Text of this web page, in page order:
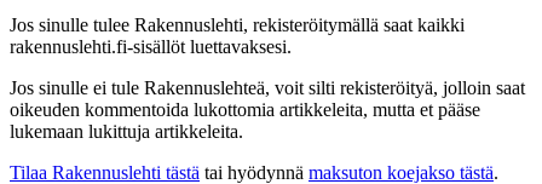
Jos sinulle tulee Rakennuslehti, rekisteröitymällä saat kaikki
rakennuslehti.fi-sisällöt luettavaksesi.
Jos sinulle ei tule Rakennuslehteä, voit silti rekisteröityä, jolloin saat
oikeuden kommentoida lukottomia artikkeleita, mutta et pääse
lukemaan lukittuja artikkeleita.
Tilaa Rakennuslehti tästä tai hyödynnä maksuton koejakso tästä.